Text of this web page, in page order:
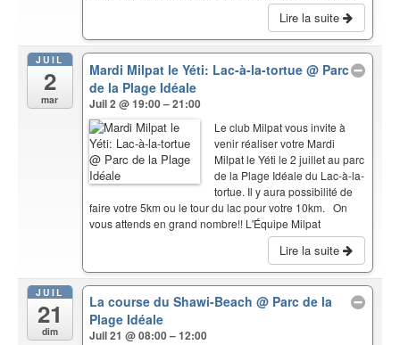
Lire la suite
JUIL
2
mar
Mardi Milpat le Yéti: Lac-à-la-tortue@ Parc
de la Plage Idéale
Juil 2 @ 19:00 – 21:00
Le club Milpat vous invite à
venir réaliser votre Mardi
Milpat le Yéti le 2 juillet au parc
de la Plage Idéale du Lac-à-la-
tortue. Il y aura possibilité de
faire votre 5km ou le tour du lac pour votre 10km. On
vous attends en grand nombre!! L'Équipe Milpat
Lire la suite
JUIL
21
dim
La course du Shawi-Beach@ Parc de la
Plage Idéale
Juil 21 @ 08:00 – 12:00